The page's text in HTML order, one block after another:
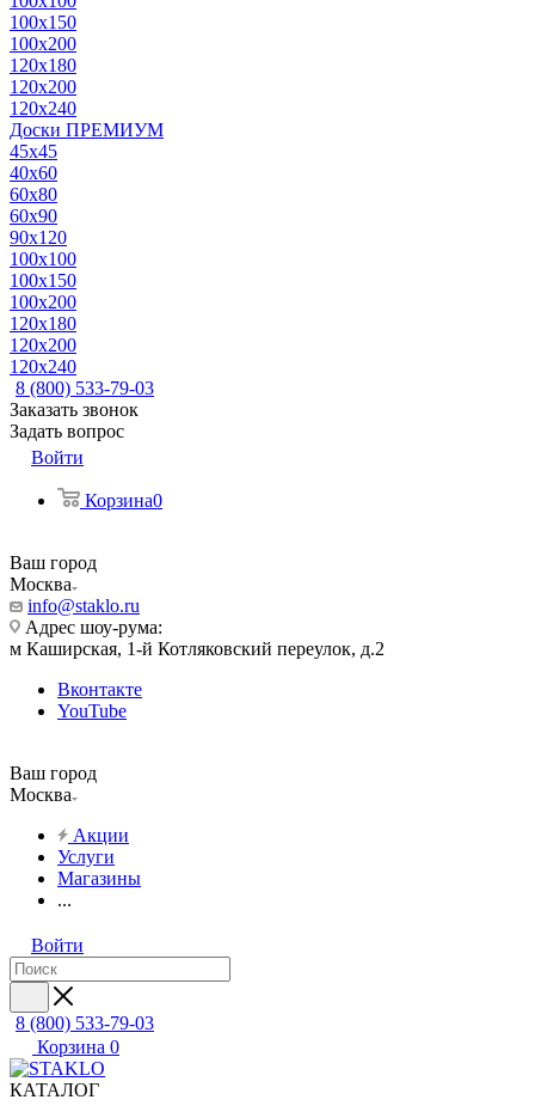
100x150
100x200
120x180
120x200
120x240
Доски ПРЕМИУМ
45x45
40x60
60x80
60x90
90x120
100x100
100x150
100x200
120x180
120x200
120x240
8 (800) 533-79-03
Заказать звонок
Задать вопрос
Войти
Корзина0
Ваш город
Москва
info@staklo.ru
Адрес шоу-рума:
м Каширская, 1-й Котляковский переулок, д.2
Вконтакте
YouTube
Ваш город
Москва
Акции
Услуги
Магазины
...
Войти
8 (800) 533-79-03
Корзина 0
КАТАЛОГ